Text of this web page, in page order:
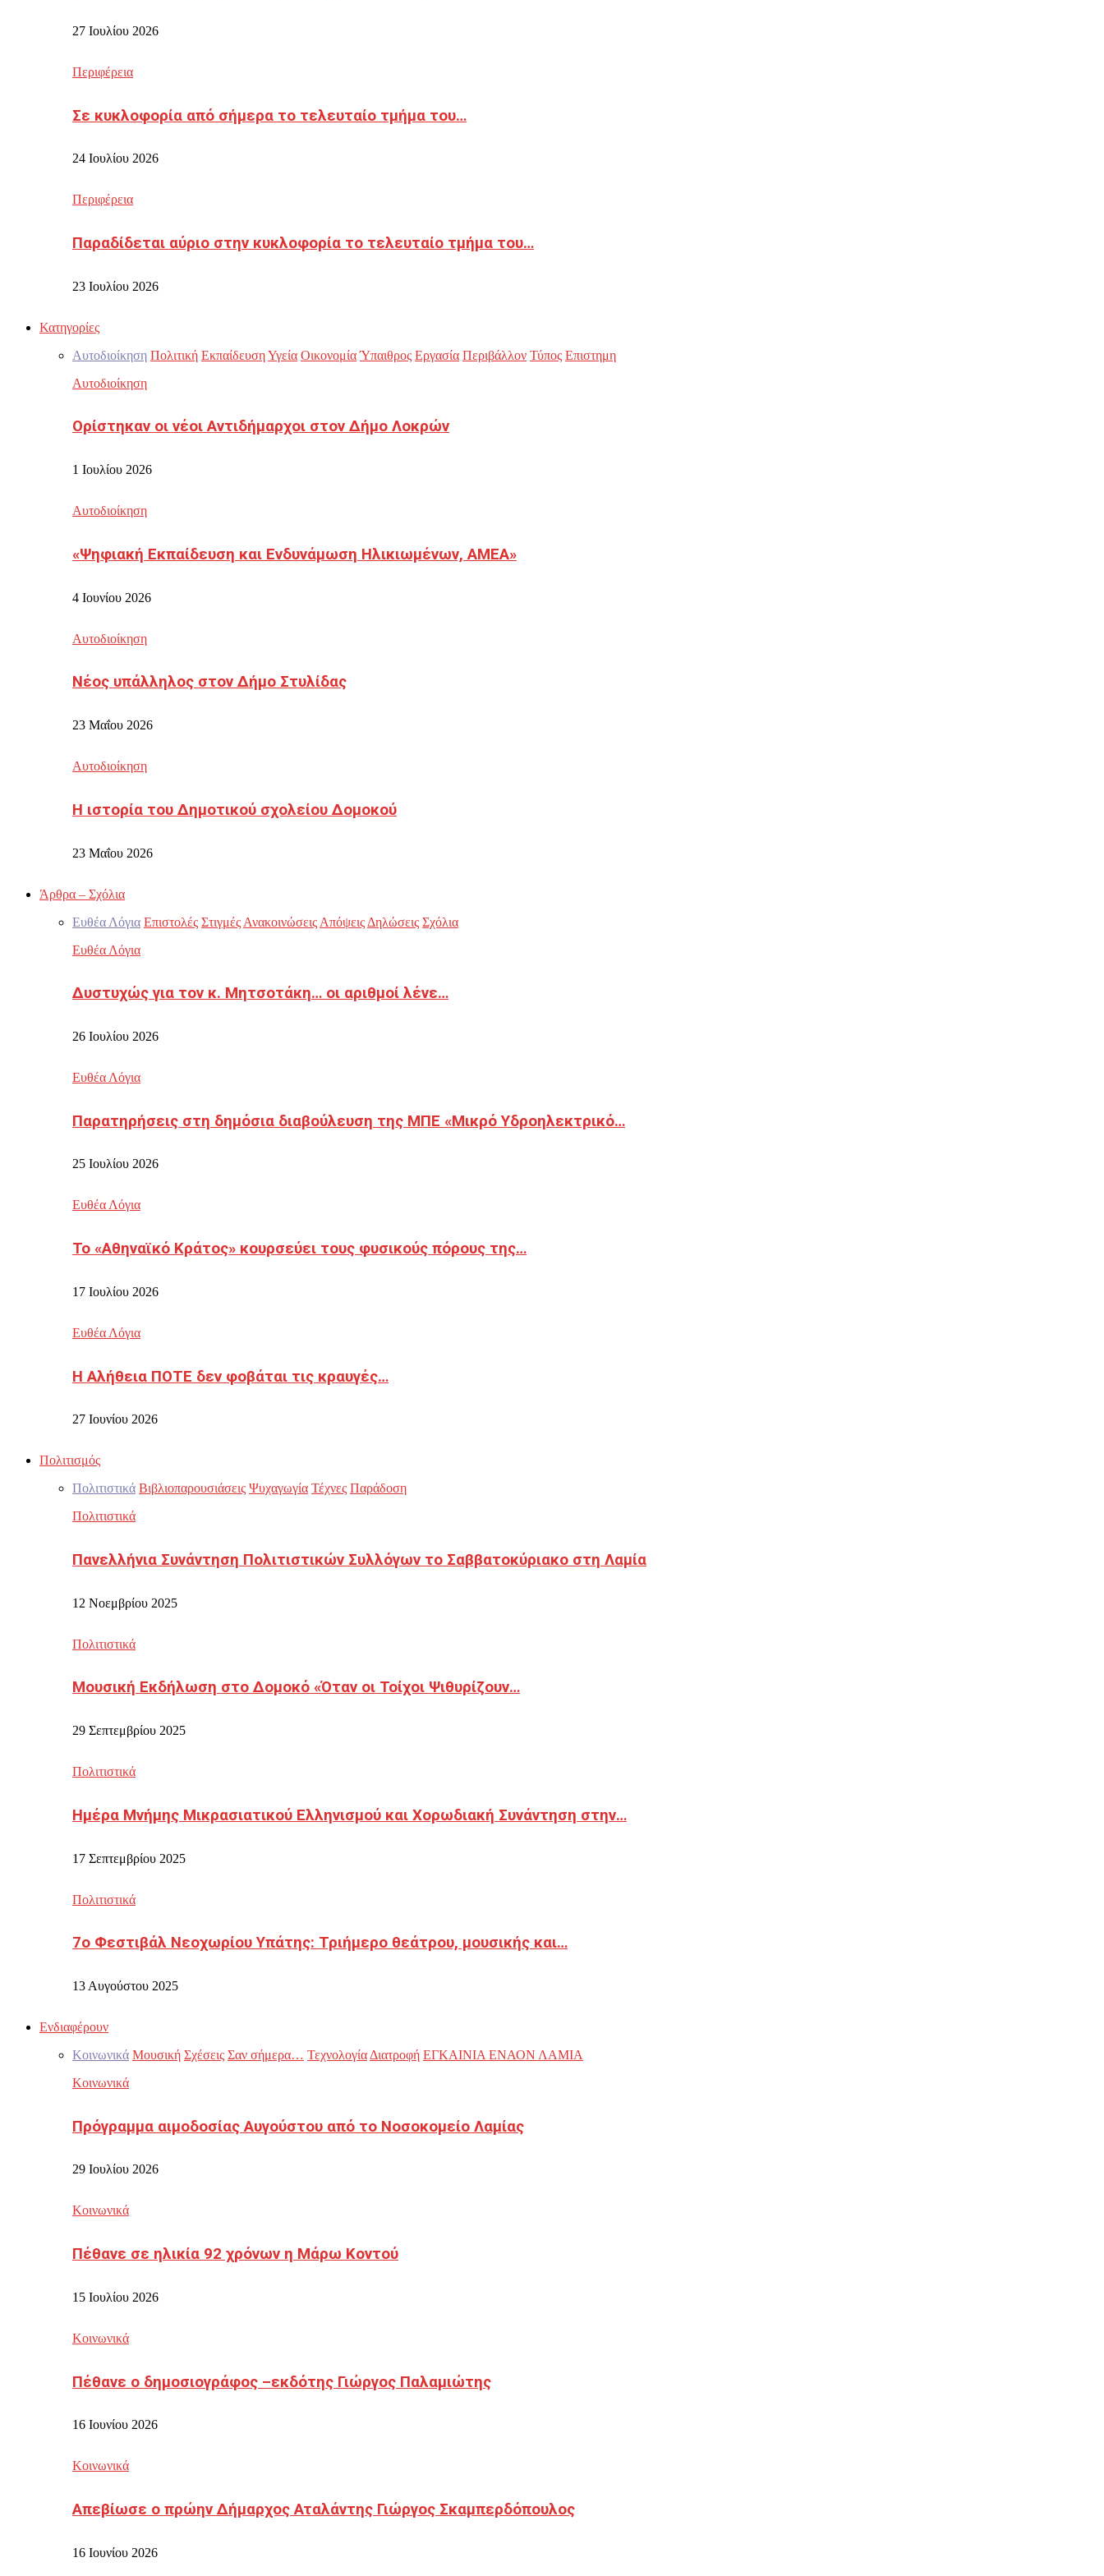
27 Ιουλίου 2026
Περιφέρεια
Σε κυκλοφορία από σήμερα το τελευταίο τμήμα του…
24 Ιουλίου 2026
Περιφέρεια
Παραδίδεται αύριο στην κυκλοφορία το τελευταίο τμήμα του…
23 Ιουλίου 2026
Κατηγορίες
Αυτοδιοίκηση Πολιτική ΕκπαίδευσηΥγεία Οικονομία Ύπαιθρος Εργασία Περιβάλλον Τύπος Επιστημη
Αυτοδιοίκηση
Ορίστηκαν οι νέοι Αντιδήμαρχοι στον Δήμο Λοκρών
1 Ιουλίου 2026
Αυτοδιοίκηση
«Ψηφιακή Εκπαίδευση και Ενδυνάμωση Ηλικιωμένων, ΑΜΕΑ»
4 Ιουνίου 2026
Αυτοδιοίκηση
Νέος υπάλληλος στον Δήμο Στυλίδας
23 Μαΐου 2026
Αυτοδιοίκηση
Η ιστορία του Δημοτικού σχολείου Δομοκού
23 Μαΐου 2026
Άρθρα – Σχόλια
Ευθέα Λόγια Επιστολές Στιγμές Ανακοινώσεις Απόψεις Δηλώσεις Σχόλια
Ευθέα Λόγια
Δυστυχώς για τον κ. Μητσοτάκη… οι αριθμοί λένε…
26 Ιουλίου 2026
Ευθέα Λόγια
Παρατηρήσεις στη δημόσια διαβούλευση της ΜΠΕ «Μικρό Υδροηλεκτρικό…
25 Ιουλίου 2026
Ευθέα Λόγια
Το «Αθηναϊκό Κράτος» κουρσεύει τους φυσικούς πόρους της…
17 Ιουλίου 2026
Ευθέα Λόγια
Η Αλήθεια ΠΟΤΕ δεν φοβάται τις κραυγές…
27 Ιουνίου 2026
Πολιτισμός
Πολιτιστικά Βιβλιοπαρουσιάσεις Ψυχαγωγία Τέχνες Παράδοση
Πολιτιστικά
Πανελλήνια Συνάντηση Πολιτιστικών Συλλόγων το Σαββατοκύριακο στη Λαμία
12 Νοεμβρίου 2025
Πολιτιστικά
Μουσική Εκδήλωση στο Δομοκό «Όταν οι Τοίχοι Ψιθυρίζουν…
29 Σεπτεμβρίου 2025
Πολιτιστικά
Ημέρα Μνήμης Μικρασιατικού Ελληνισμού και Χορωδιακή Συνάντηση στην…
17 Σεπτεμβρίου 2025
Πολιτιστικά
7ο Φεστιβάλ Νεοχωρίου Υπάτης: Τριήμερο θεάτρου, μουσικής και…
13 Αυγούστου 2025
Ενδιαφέρουν
Κοινωνικά Μουσική Σχέσεις Σαν σήμερα… Τεχνολογία Διατροφή ΕΓΚΑΙΝΙΑ ΕΝΑΟΝ ΛΑΜΙΑ
Κοινωνικά
Πρόγραμμα αιμοδοσίας Αυγούστου από το Νοσοκομείο Λαμίας
29 Ιουλίου 2026
Κοινωνικά
Πέθανε σε ηλικία 92 χρόνων η Μάρω Κοντού
15 Ιουλίου 2026
Κοινωνικά
Πέθανε ο δημοσιογράφος –εκδότης Γιώργος Παλαμιώτης
16 Ιουνίου 2026
Κοινωνικά
Απεβίωσε ο πρώην Δήμαρχος Αταλάντης Γιώργος Σκαμπερδόπουλος
16 Ιουνίου 2026